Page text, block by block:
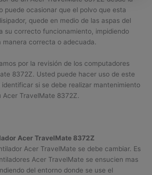
puede ocasionar que el polvo que esta
quede en medio de las aspas del
su correcto funcionamiento, impidiendo
manera correcta o adecuada.
por la revisión de los computadores
8372Z. Usted puede hacer uso de este
si se debe realizar mantenimiento
Acer TravelMate 8372Z.
Acer TravelMate 8372Z
Acer TravelMate se debe cambiar. Es
Acer TravelMate se ensucien mas
del entorno donde se use el